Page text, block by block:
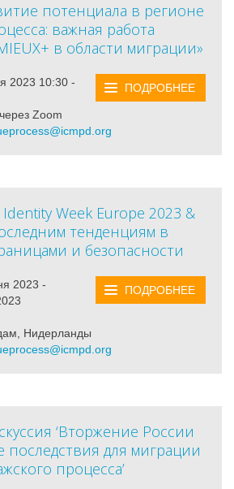
потенциала в регионе
важная работа
в области миграции»
ПОДРОБНЕЕ
2023 10:30 -
Zoom
Week Europe 2023 &
тенденциям в
и безопасности
ПОДРОБНЕЕ
2023 -
Нидерланды
‘Вторжение России
последствия для миграции
процесса’